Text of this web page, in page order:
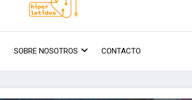
SOBRE NOSOTROS CONTACTO